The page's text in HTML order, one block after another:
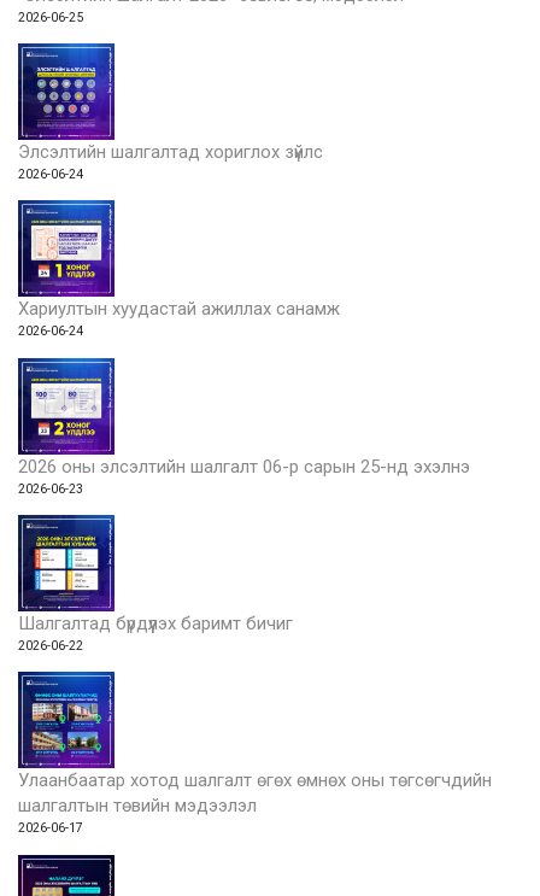
2026-06-25
Элсэлтийн шалгалтад хориглох зүйлс
2026-06-24
Хариултын хуудастай ажиллах санамж
2026-06-24
2026 оны элсэлтийн шалгалт 06-р сарын 25-нд эхэлнэ
2026-06-23
Шалгалтад бүрдүүлэх баримт бичиг
2026-06-22
Улаанбаатар хотод шалгалт өгөх өмнөх оны төгсөгчдийн
шалгалтын төвийн мэдээлэл
2026-06-17